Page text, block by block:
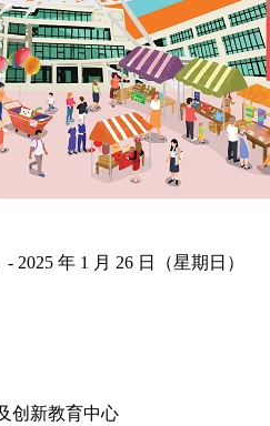
2025 年 1 月 26 日（星期日）
创新教育中心